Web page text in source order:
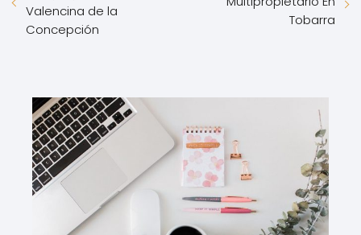
Valencina de la
Concepción
Tobarra